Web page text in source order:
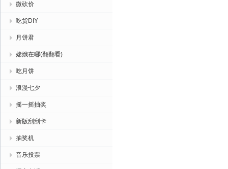
微砍价
吃货DIY
月饼君
嫦娥在哪(翻翻看)
吃月饼
浪漫七夕
摇一摇抽奖
新版刮刮卡
抽奖机
音乐投票